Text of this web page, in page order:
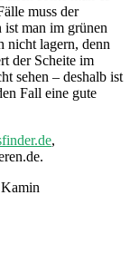
muss der
ist man im grünen
nicht lagern, denn
der Scheite im
sehen – deshalb ist
Fall eine gute
,